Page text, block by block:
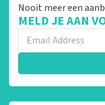
Nooit meer een
MELD JE AAN